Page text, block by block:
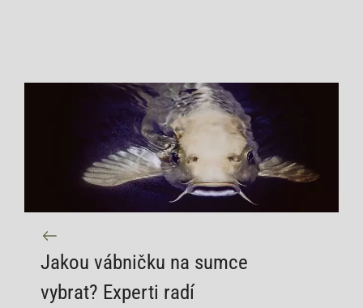
Jakou vábničku na sumce
vybrat? Experti radí